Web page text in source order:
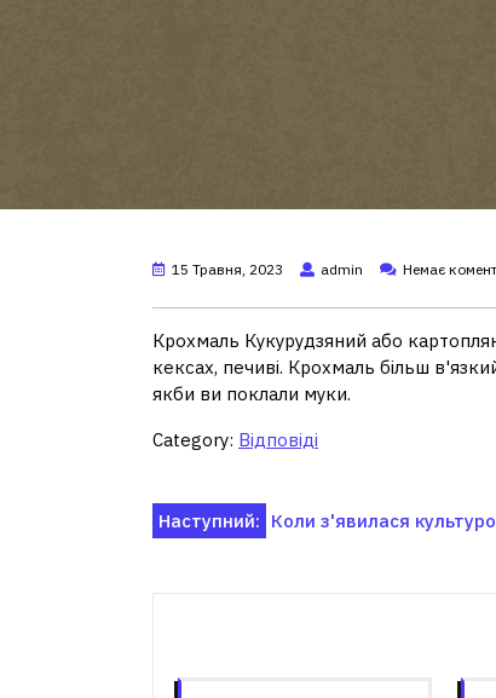
15 Травня, 2023 admin Немає
Крохмаль Кукурудзяний або
кексах, печиві. Крохмаль більш
якби ви поклали муки.
Category: Відповіді
Навігація
Наступний: Коли з'явилася